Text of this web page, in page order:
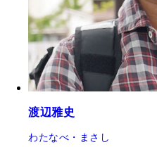
渡辺雅史
わたなべ・まさし